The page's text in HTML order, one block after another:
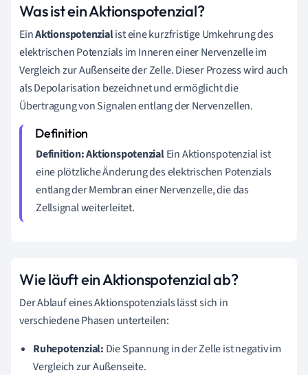
Was ist ein Aktionspotenzial?
EinAktionspotenzialist eine kurzfristige Umkehrung des
elektrischen Potenzials im Inneren einer Nervenzelle im
Vergleich zur Außenseite der Zelle. Dieser Prozess wird auch
als Depolarisation bezeichnet und ermöglicht die
Übertragung von Signalen entlang der Nervenzellen.
Definition: AktionspotenzialEin Aktionspotenzial ist
eine plötzliche Änderung des elektrischen Potenzials
entlang der Membran einer Nervenzelle, die das
Zellsignal weiterleitet.
Wie läuft ein Aktionspotenzial ab?
Der Ablauf eines Aktionspotenzials lässt sich in
verschiedene Phasen unterteilen:
Ruhepotenzial: Die Spannung in der Zelle ist negativ im
Vergleich zur Außenseite.